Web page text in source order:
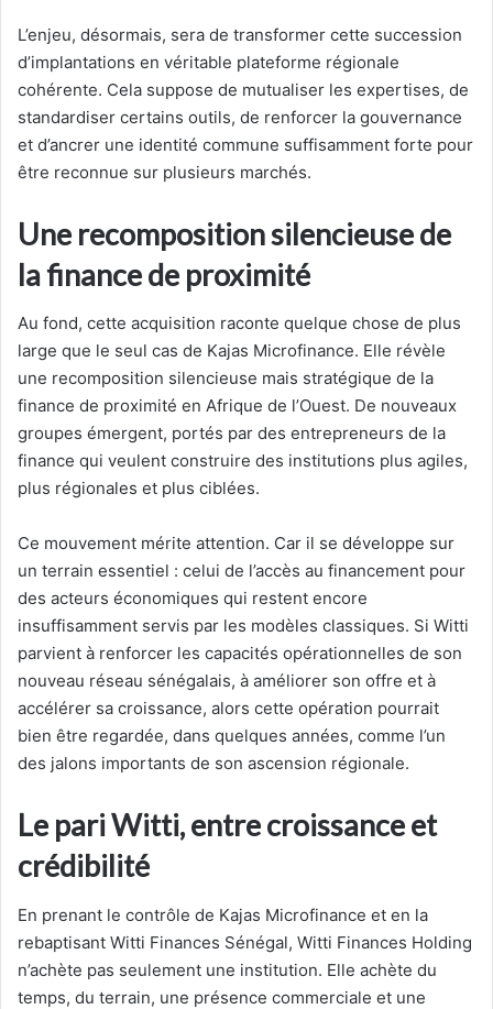
L’enjeu, désormais, sera de transformer cette succession
d’implantations en véritable plateforme régionale
cohérente. Cela suppose de mutualiser les expertises, de
standardiser certains outils, de renforcer la gouvernance
et d’ancrer une identité commune suffisamment forte pour
être reconnue sur plusieurs marchés.
Une recomposition silencieuse de
la finance de proximité
Au fond, cette acquisition raconte quelque chose de plus
large que le seul cas de Kajas Microfinance. Elle révèle
une recomposition silencieuse mais stratégique de la
finance de proximité en Afrique de l’Ouest. De nouveaux
groupes émergent, portés par des entrepreneurs de la
finance qui veulent construire des institutions plus agiles,
plus régionales et plus ciblées.
Ce mouvement mérite attention. Car il se développe sur
un terrain essentiel : celui de l’accès au financement pour
des acteurs économiques qui restent encore
insuffisamment servis par les modèles classiques. Si Witti
parvient à renforcer les capacités opérationnelles de son
nouveau réseau sénégalais, à améliorer son offre et à
accélérer sa croissance, alors cette opération pourrait
bien être regardée, dans quelques années, comme l’un
des jalons importants de son ascension régionale.
Le pari Witti, entre croissance et
crédibilité
En prenant le contrôle de Kajas Microfinance et en la
rebaptisant Witti Finances Sénégal, Witti Finances Holding
n’achète pas seulement une institution. Elle achète du
temps, du terrain, une présence commerciale et une